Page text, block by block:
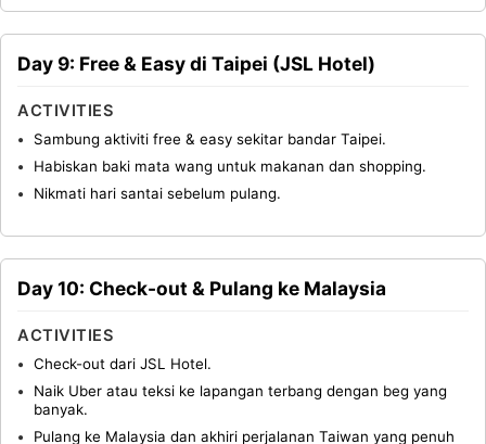
Day 9: Free & Easy di Taipei (JSL Hotel)
ACTIVITIES
Sambung aktiviti free & easy sekitar bandar Taipei.
Habiskan baki mata wang untuk makanan dan shopping.
Nikmati hari santai sebelum pulang.
Day 10: Check-out & Pulang ke Malaysia
ACTIVITIES
Check-out dari JSL Hotel.
Naik Uber atau teksi ke lapangan terbang dengan beg yang
banyak.
Pulang ke Malaysia dan akhiri perjalanan Taiwan yang penuh